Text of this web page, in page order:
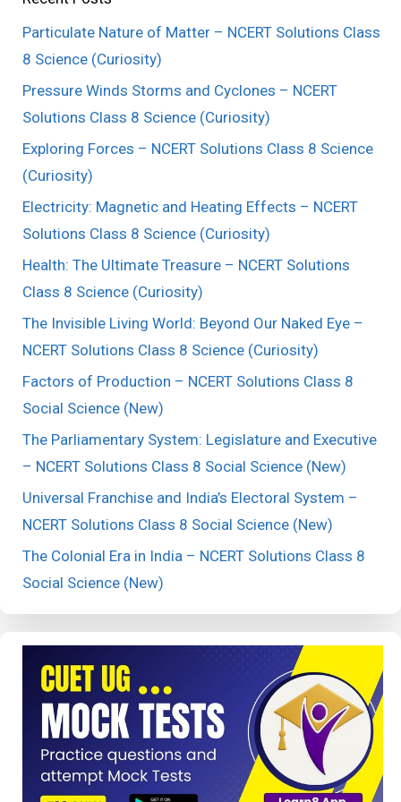
Particulate Nature of Matter – NCERT Solutions Class
8 Science (Curiosity)
Pressure Winds Storms and Cyclones – NCERT
Solutions Class 8 Science (Curiosity)
Exploring Forces – NCERT Solutions Class 8 Science
(Curiosity)
Electricity: Magnetic and Heating Effects – NCERT
Solutions Class 8 Science (Curiosity)
Health: The Ultimate Treasure – NCERT Solutions
Class 8 Science (Curiosity)
The Invisible Living World: Beyond Our Naked Eye –
NCERT Solutions Class 8 Science (Curiosity)
Factors of Production – NCERT Solutions Class 8
Social Science (New)
The Parliamentary System: Legislature and Executive
– NCERT Solutions Class 8 Social Science (New)
Universal Franchise and India’s Electoral System –
NCERT Solutions Class 8 Social Science (New)
The Colonial Era in India – NCERT Solutions Class 8
Social Science (New)